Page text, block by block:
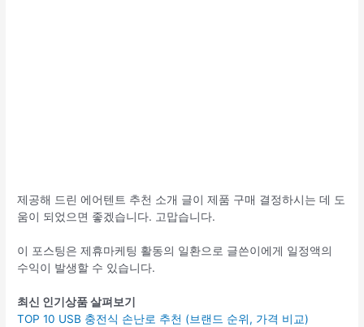
제공해 드린 에어텐트 추천 소개 글이 제품 구매 결정하시는 데 도
움이 되었으면 좋겠습니다. 고맙습니다.
이 포스팅은 제휴마케팅 활동의 일환으로 글쓴이에게 일정액의
수익이 발생할 수 있습니다.
최신 인기상품 살펴보기
TOP 10 USB 충전식 손난로 추천 (브랜드 순위, 가격 비교)